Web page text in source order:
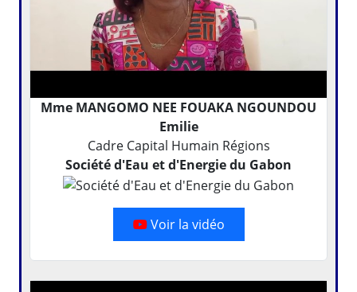
Mme MANGOMO NEE FOUAKA NGOUNDOU
Emilie
Cadre Capital Humain Régions
Société d'Eau et d'Energie du Gabon
Voir la vidéo